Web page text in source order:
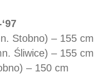
Stobno) – 155 cm
Śliwice) – 155 cm
– 150 cm